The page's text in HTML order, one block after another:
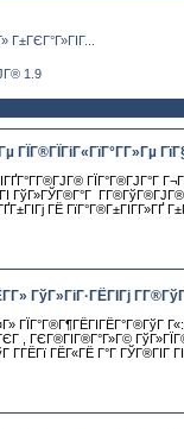
Г±ГЄГ°Г»ГІГ...
1.9
ГЇГ®ГЇГіГ«ГїГ°Г­Г»Гµ
ГЇГ°Г®ГЈГ°Г
ГўГ»ГЎГ®Г°Г
ГЁ ГїГ°Г®Г±ГІГ­Г»ГҐ
ГўГ»ГіГ·ГЁГІГј
ГЇГ°Г®Г¶ГЁГІГЁГ°Г®ГўГ
, ГЄГ®ГІГ®Г°Г»Г©
Г­ГЁГї ГЁГ«ГЁ Г°Г ГЎГ®ГІГ